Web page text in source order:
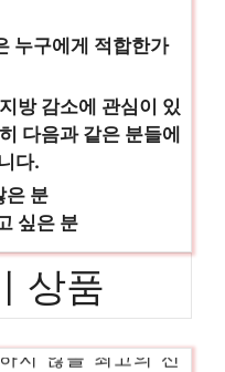
누구에게 적합한가
방 감소에 관심이 있
다음과 같은 분들에
다.
은 분
싶은 분
상품
지 않을 최고의 선